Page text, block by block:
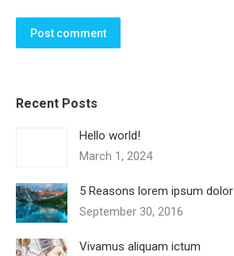
Post comment
Recent Posts
Hello world!
March 1, 2024
5 Reasons lorem ipsum dolor
September 30, 2016
Vivamus aliquam ictum